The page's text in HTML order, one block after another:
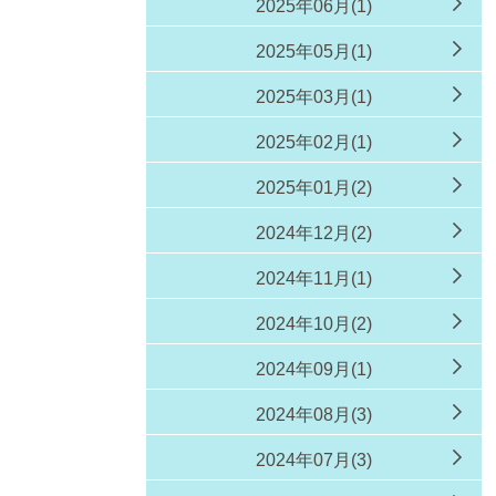
2025年06月(1)
2025年05月(1)
2025年03月(1)
2025年02月(1)
2025年01月(2)
2024年12月(2)
2024年11月(1)
2024年10月(2)
2024年09月(1)
2024年08月(3)
2024年07月(3)